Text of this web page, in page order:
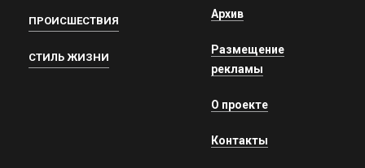
ПРОИСШЕСТВИЯ
СТИЛЬ ЖИЗНИ
Архив
Размещение
рекламы
О проекте
Контакты